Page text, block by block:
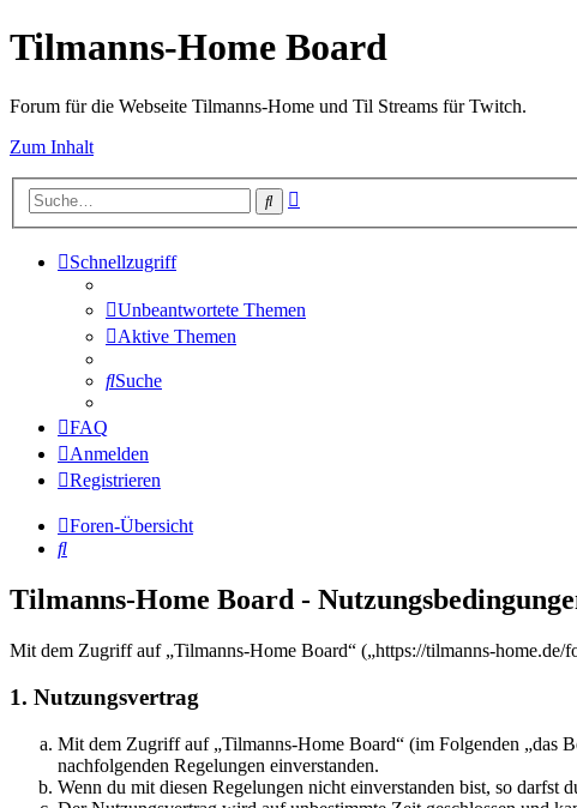
Tilmanns-Home Board
Forum für die Webseite Tilmanns-Home und Til Streams für Twitch.
Zum Inhalt
Suche
Schnellzugriff
Unbeantwortete Themen
Aktive Themen
Suche
FAQ
Anmelden
Registrieren
Foren-Übersicht
Suche
Tilmanns-Home Board -
Mit dem Zugriff auf „Tilmanns-Home Board“ („https://tilmanns-
1. Nutzungsvertrag
Mit dem Zugriff auf „Tilmanns-Home Board“ (im Folgenden „das
nachfolgenden Regelungen einverstanden.
Wenn du mit diesen Regelungen nicht einverstanden bist, so